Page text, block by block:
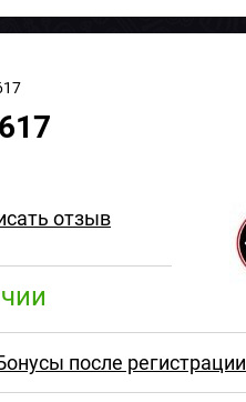
отзыв
после регистрации